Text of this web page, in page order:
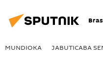
MUNDIOKA JABUTICABA